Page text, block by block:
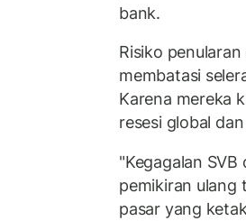
bank.
Risiko
membatasi
Karena mereka
resesi global
"Kegagalan
pemikiran ulang
pasar yang